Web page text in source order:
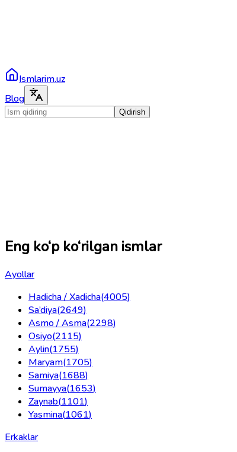
Ismlarim.uz
Blog
Qidirish
Eng ko‘p ko‘rilgan ismlar
Ayollar
Hadicha / Xadicha(4005)
Sa’diya(2649)
Asmo / Asma(2298)
Osiyo(2115)
Aylin(1755)
Maryam(1705)
Samiya(1688)
Sumayya(1653)
Zaynab(1101)
Yasmina(1061)
Erkaklar